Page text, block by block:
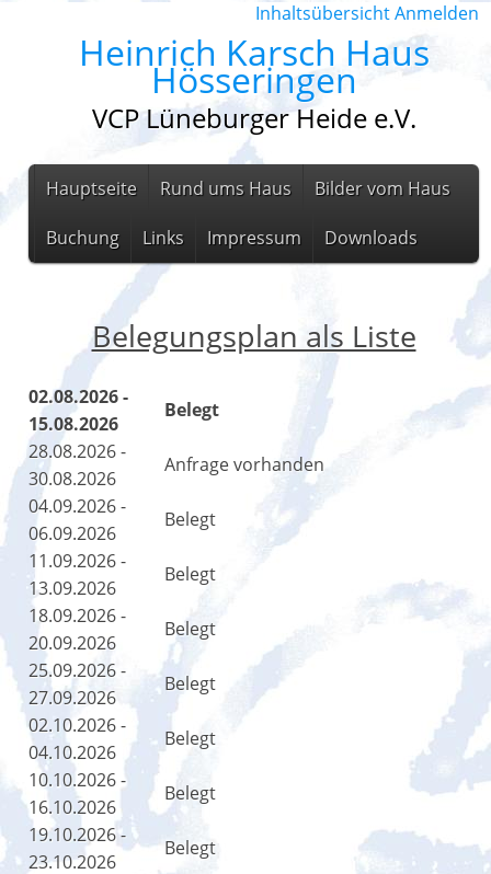
InhaltsübersichtAnmelden
Heinrich Karsch Haus
Hösseringen
VCP Lüneburger Heide e.V.
Hauptseite Rund ums Haus Bilder vom Haus
Buchung Links Impressum Downloads
Belegungsplan als Liste
02.08.2026 -
15.08.2026
Belegt
28.08.2026 -
30.08.2026
Anfrage vorhanden
04.09.2026 -
06.09.2026
Belegt
11.09.2026 -
13.09.2026
Belegt
18.09.2026 -
20.09.2026
Belegt
25.09.2026 -
27.09.2026
Belegt
02.10.2026 -
04.10.2026
Belegt
10.10.2026 -
16.10.2026
Belegt
19.10.2026 -
23.10.2026
Belegt